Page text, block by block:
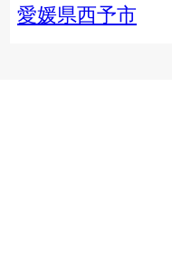
愛媛県西予市